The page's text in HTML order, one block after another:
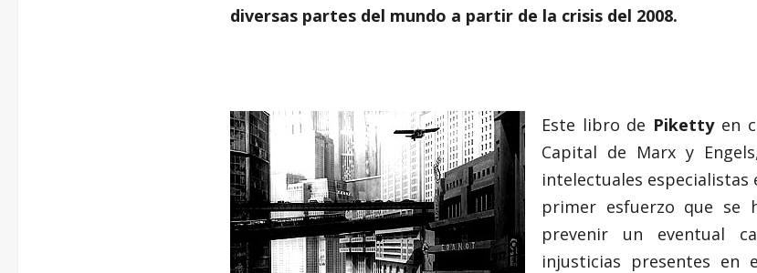
diversas partes del mundo a partir de la crisis del 2008.
Este libro de Pikettyen
Capital de Marx y
intelectuales especialistas
primer esfuerzo que se
prevenir un eventual
injusticias presentes en